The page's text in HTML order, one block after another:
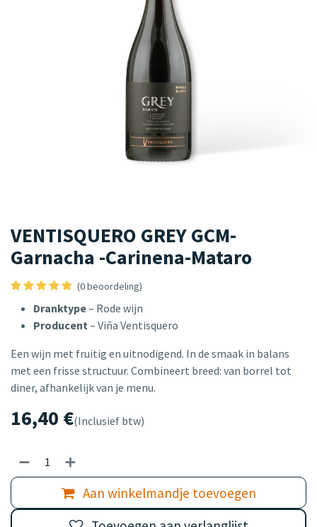
VENTISQUERO GREY GCM-
Garnacha -Carinena-Mataro
(0 beoordeling)
Dranktype– Rode wijn
Producent– Viña Ventisquero
Een wijn met fruitig en uitnodigend. In de smaak in balans
met een frisse structuur. Combineert breed: van borrel tot
diner, afhankelijk van je menu.
16,40 €(Inclusief btw)
Aan winkelmandje toevoegen